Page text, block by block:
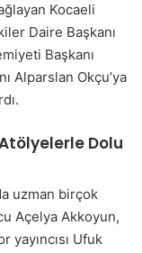
Kocaeli
Daire Başkanı
Başkanı
Alparslan Okçu’ya
Dolu
uzman birçok
Açelya Akkoyun,
Ufuk